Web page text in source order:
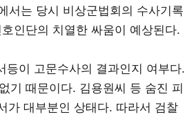
서는 당시 비상군법회의 수사기록
인단의 치열한 싸움이 예상된다.
등이 고문수사의 결과인지 여부다.
기 때문이다. 김용원씨 등 숨진 피
가 대부분인 상태다. 따라서 검찰